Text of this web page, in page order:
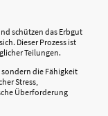
schützen das Erbgut
Dieser Prozess ist
Teilungen.
die Fähigkeit
Stress,
Überforderung